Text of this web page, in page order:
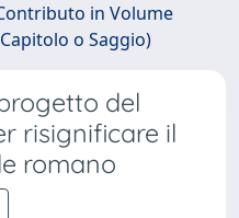
in Volume
o Saggio)
del
risignificare il
romano